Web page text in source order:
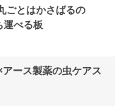
ごとはかさばるの
べる板
ース製薬の虫ケアス